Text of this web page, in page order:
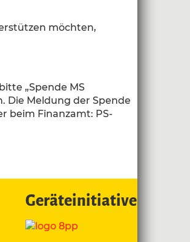
möchten,
„Spende MS
Die Meldung der Spende
beim Finanzamt: PS-
Geräteinitiative